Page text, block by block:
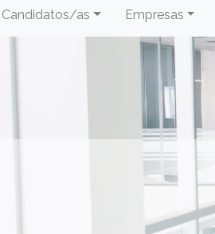
Candidatos/as Empresas